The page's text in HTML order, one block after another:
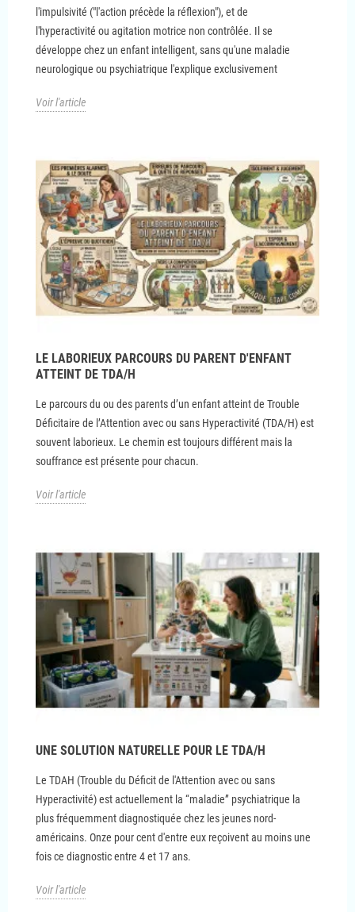
l'impulsivité ("l'action précède la réflexion"), et de
l'hyperactivité ou agitation motrice non contrôlée. Il se
développe chez un enfant intelligent, sans qu'une maladie
neurologique ou psychiatrique l'explique exclusivement
Voir l'article
LE LABORIEUX PARCOURS DU PARENT D'ENFANT
ATTEINT DE TDA/H
Le parcours du ou des parents d’un enfant atteint de Trouble
Déficitaire de l’Attention avec ou sans Hyperactivité (TDA/H) est
souvent laborieux. Le chemin est toujours différent mais la
souffrance est présente pour chacun.
Voir l'article
UNE SOLUTION NATURELLE POUR LE TDA/H
Le TDAH (Trouble du Déficit de l'Attention avec ou sans
Hyperactivité) est actuellement la “maladie” psychiatrique la
plus fréquemment diagnostiquée chez les jeunes nord-
américains. Onze pour cent d'entre eux reçoivent au moins une
fois ce diagnostic entre 4 et 17 ans.
Voir l'article